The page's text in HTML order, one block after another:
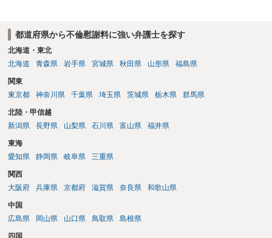
談して進めることを検討した方がよいようにも思います。
都道府県から不倫慰謝料に強い弁護士を探す
北海道・東北
北海道
青森県 岩手県 宮城県 秋田県 山形県 福島県
関東
東京都
神奈川県 千葉県 埼玉県 茨城県 栃木県 群馬県
北陸・甲信越
新潟県
長野県 山梨県 石川県 富山県 福井県
東海
愛知県
静岡県 岐阜県 三重県
関西
大阪府
兵庫県 京都府 滋賀県 奈良県 和歌山県
中国
広島県
岡山県 山口県 鳥取県 島根県